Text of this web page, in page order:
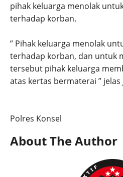
pihak keluarga menolak
terhadap korban.
” Pihak keluarga menolak
terhadap korban, dan untuk
tersebut pihak keluarga
atas kertas bermaterai ” jelas
Polres Konsel
About The Author